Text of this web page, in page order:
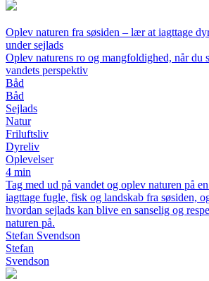
Oplev naturen fra søsiden – lær at iagttage
under sejlads
Oplev naturens ro og mangfoldighed, når du
vandets perspektiv
Båd
Båd
Sejlads
Natur
Friluftsliv
Dyreliv
Oplevelser
4 min
Tag med ud på vandet og oplev naturen på
iagttage fugle, fisk og landskab fra søsiden,
hvordan sejlads kan blive en sanselig og
naturen på.
Stefan Svendson
Stefan
Svendson